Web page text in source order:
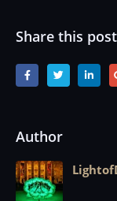
Share this post
Author